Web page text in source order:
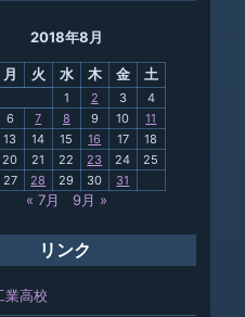
2018年8月
月 火 水 木 金 土
1 2 3
4
6 7 8 9 10
11
13 14 15 16 17
18
20 21 22 23 24
25
27 28 29 30 31
« 7月 9月 »
リンク
業高校